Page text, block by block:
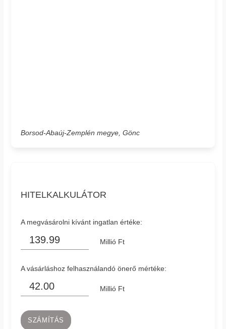
Borsod-Abaúj-Zemplén megye, Gönc
HITELKALKULÁTOR
A megvásárolni kívánt ingatlan értéke:
Millió Ft
A vásárláshoz felhasználandó önerő mértéke:
Millió Ft
SZÁMÍTÁS